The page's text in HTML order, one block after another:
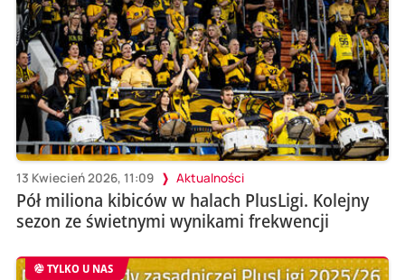
13 Kwiecień 2026, 11:09 Aktualności
Pół miliona kibiców w halach PlusLigi. Kolejny
sezon ze świetnymi wynikami frekwencji
TYLKO U NAS